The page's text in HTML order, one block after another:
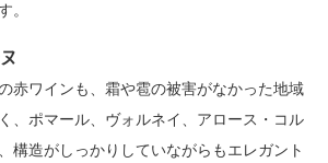
。
赤ワインも、霜や雹の被害がなかった地域
、ポマール、ヴォルネイ、アロース・コル
構造がしっかりしていながらもエレガント